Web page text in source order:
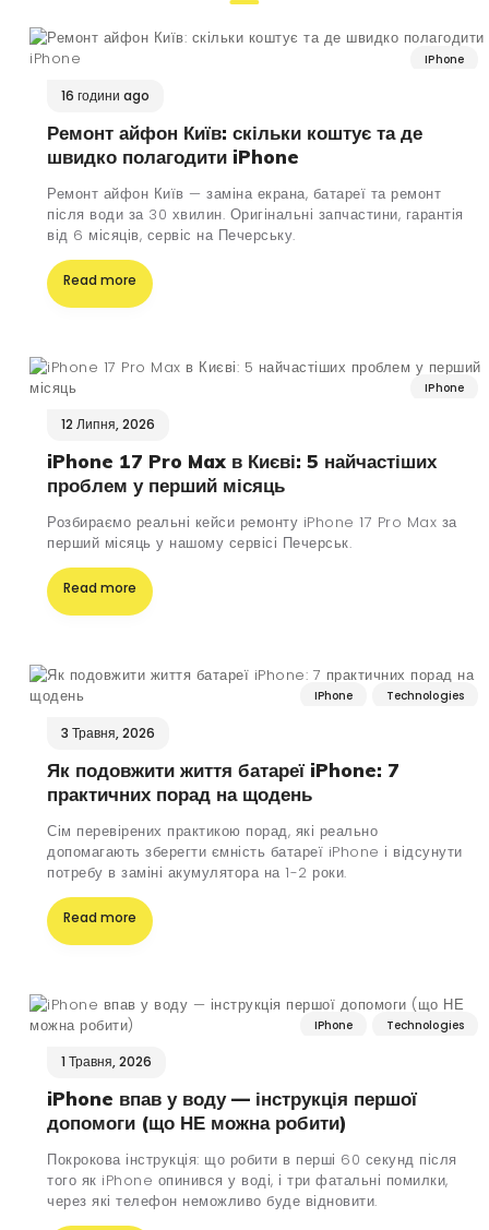
IPhone
16 години ago
Ремонт айфон Київ: скільки коштує та де
швидко полагодити iPhone
Ремонт айфон Київ — заміна екрана, батареї та ремонт
після води за 30 хвилин. Оригінальні запчастини, гарантія
від 6 місяців, сервіс на Печерську.
Read more
IPhone
12 Липня, 2026
iPhone 17 Pro Max в Києві: 5 найчастіших
проблем у перший місяць
Розбираємо реальні кейси ремонту iPhone 17 Pro Max за
перший місяць у нашому сервісі Печерськ.
Read more
IPhone Technologies
3 Травня, 2026
Як подовжити життя батареї iPhone: 7
практичних порад на щодень
Сім перевірених практикою порад, які реально
допомагають зберегти ємність батареї iPhone і відсунути
потребу в заміні акумулятора на 1-2 роки.
Read more
IPhone Technologies
1 Травня, 2026
iPhone впав у воду — інструкція першої
допомоги (що НЕ можна робити)
Покрокова інструкція: що робити в перші 60 секунд після
того як iPhone опинився у воді, і три фатальні помилки,
через які телефон неможливо буде відновити.